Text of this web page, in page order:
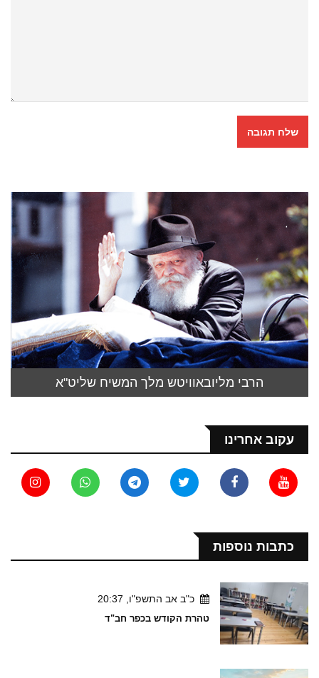
הרבי מליובאוויטש מלך המשיח שליט"א
עקוב אחרינו
כתבות נוספות
כ"ב אב התשפ"ו, 20:37
טהרת הקודש בכפר חב"ד